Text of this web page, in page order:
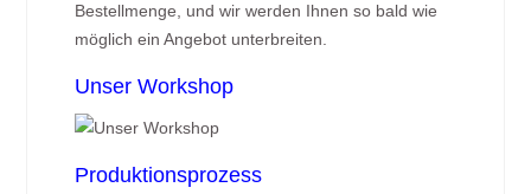
Bestellmenge, und wir werden Ihnen so bald wie
möglich ein Angebot unterbreiten.
Unser Workshop
Produktionsprozess